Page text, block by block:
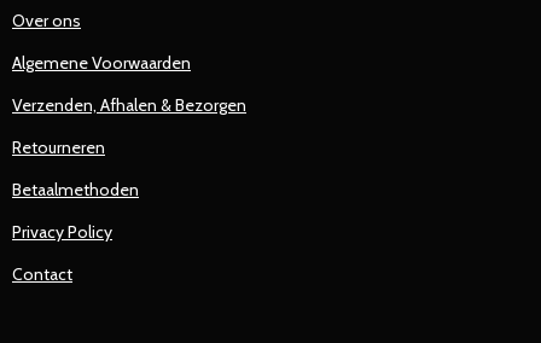
Over ons
Algemene Voorwaarden
Verzenden, Afhalen & Bezorgen
Retourneren
Betaalmethoden
Privacy Policy
Contact